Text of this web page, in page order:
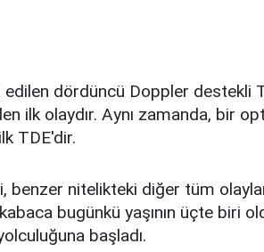
dördüncü Doppler destekli
ilk olaydır. Aynı zamanda, bir
TDE'dir.
benzer nitelikteki diğer tüm
bugünkü yaşının üçte biri
başladı.